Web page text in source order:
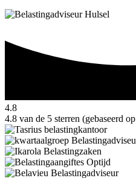
4.8
4.8 van de 5 sterren (gebaseerd op